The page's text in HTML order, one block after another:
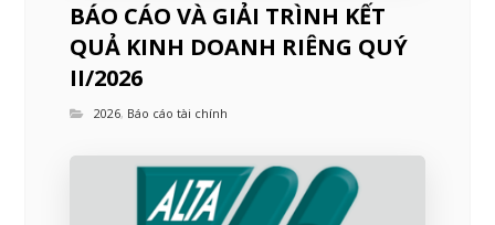
BÁO CÁO VÀ GIẢI TRÌNH KẾT
QUẢ KINH DOANH RIÊNG QUÝ
II/2026
2026, Báo cáo tài chính